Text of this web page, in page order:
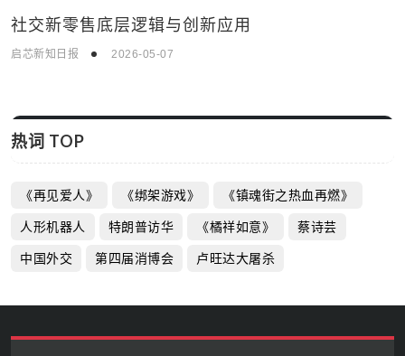
科技资讯
社交新零售底层逻辑与创新应用
启芯新知日报 2026-05-07
热词 TOP
《再见爱人》 《绑架游戏》 《镇魂街之热血再燃》
人形机器人 特朗普访华 《橘祥如意》 蔡诗芸
中国外交 第四届消博会 卢旺达大屠杀